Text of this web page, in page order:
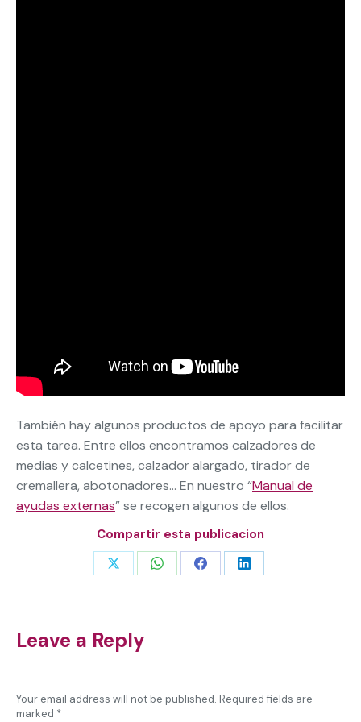
También hay algunos productos de apoyo para facilitar
esta tarea. Entre ellos encontramos calzadores de
medias y calcetines, calzador alargado, tirador de
cremallera, abotonadores… En nuestro “Manual de
ayudas externas” se recogen algunos de ellos.
Compartir esta publicacion
Share Share Share Share
Leave a Reply
Your email address will not be published. Required fields are
marked *